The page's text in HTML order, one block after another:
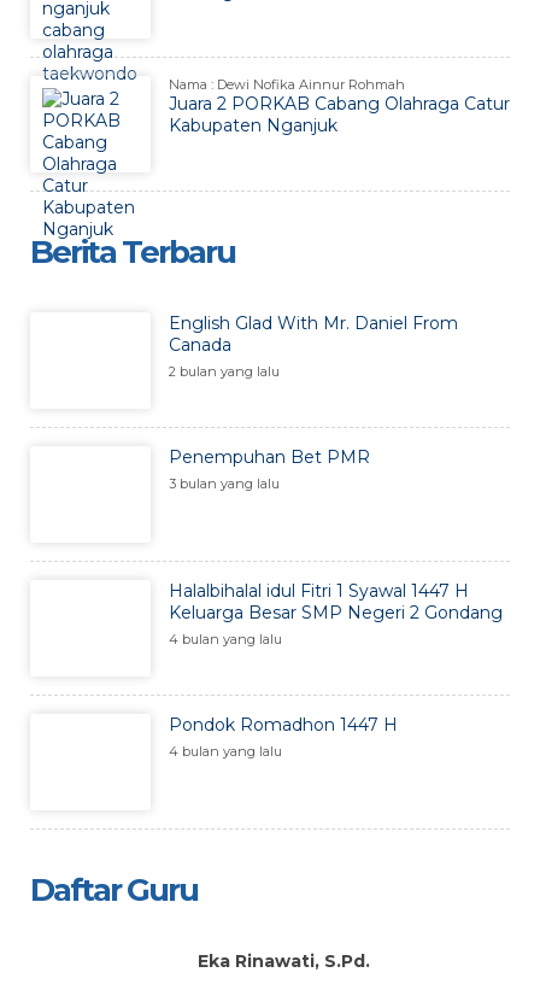
Nama : Dewi Nofika Ainnur Rohmah
Juara 2 PORKAB Cabang Olahraga Catur
Kabupaten Nganjuk
Berita Terbaru
English Glad With Mr. Daniel From
Canada
2 bulan yang lalu
Penempuhan Bet PMR
3 bulan yang lalu
Halalbihalal idul Fitri 1 Syawal 1447 H
Keluarga Besar SMP Negeri 2 Gondang
4 bulan yang lalu
Pondok Romadhon 1447 H
4 bulan yang lalu
Daftar Guru
Eka Rinawati, S.Pd.